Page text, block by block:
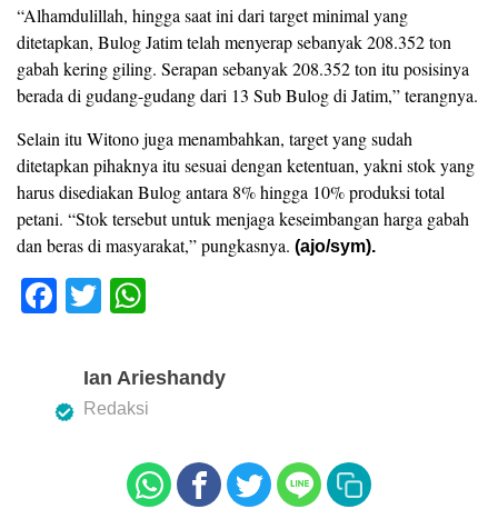
“Alhamdulillah, hingga saat ini dari target minimal yang
ditetapkan, Bulog Jatim telah menyerap sebanyak 208.352 ton
gabah kering giling. Serapan sebanyak 208.352 ton itu posisinya
berada di gudang-gudang dari 13 Sub Bulog di Jatim,” terangnya.
Selain itu Witono juga menambahkan, target yang sudah
ditetapkan pihaknya itu sesuai dengan ketentuan, yakni stok yang
harus disediakan Bulog antara 8% hingga 10% produksi total
petani. “Stok tersebut untuk menjaga keseimbangan harga gabah
dan beras di masyarakat,” pungkasnya. (ajo/sym).
F
e
T
tt
er
at
s
p
p
Ian Arieshandy
Redaksi